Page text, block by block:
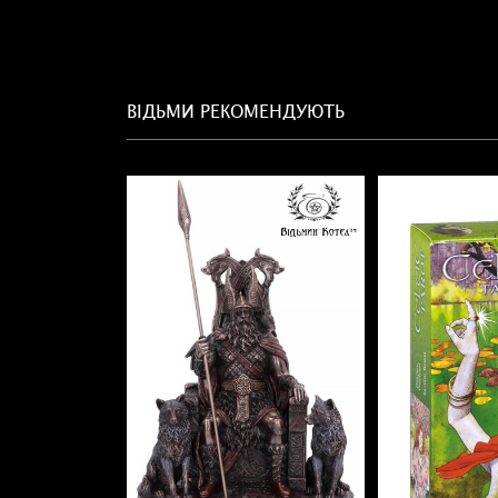
ВІДЬМИ РЕКОМЕНДУЮТЬ